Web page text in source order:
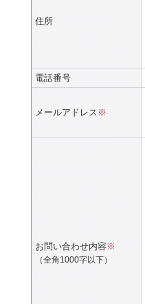
住所
電話番号
メールアドレス ※
お問い合わせ内容※
（全角1000字以下）